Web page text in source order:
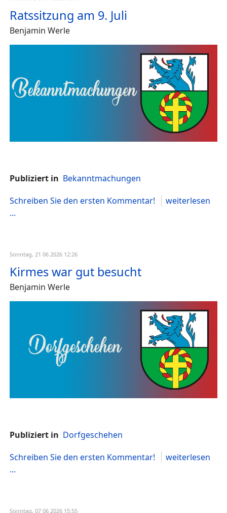
Ratssitzung am 9. Juli
Benjamin Werle
Publiziert in Bekanntmachungen
Schreiben Sie den ersten Kommentar!
weiterlesen
...
Sonntag, 21 06 2026 12:26
Kirmes war gut besucht
Benjamin Werle
Publiziert in Dorfgeschehen
Schreiben Sie den ersten Kommentar!
weiterlesen
...
Sonntag, 07 06 2026 15:55